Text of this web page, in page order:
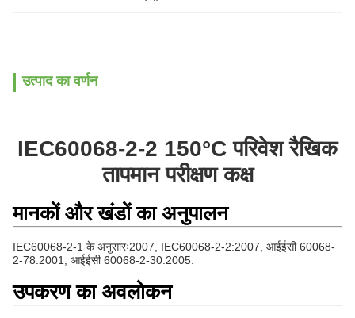
उत्पाद का वर्णन
IEC60068-2-2 150°C परिवेश रैखिक
तापमान परीक्षण कक्ष
मानकों और खंडों का अनुपालन
IEC60068-2-1 के अनुसारः2007, IEC60068-2-2:2007, आईईसी 60068-
2-78:2001, आईईसी 60068-2-30:2005.
उपकरण का अवलोकन